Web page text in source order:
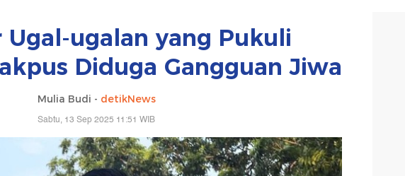
Ugal-ugalan yang Pukuli
Diduga Gangguan Jiwa
Mulia Budi - detikNews
Sabtu, 13 Sep 2025 11:51 WIB